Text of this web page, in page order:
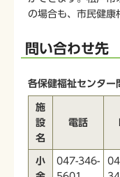
の場合も、市民健康
問い合わせ先
各保健福祉センター
施
設
名
電話
小
047-346-